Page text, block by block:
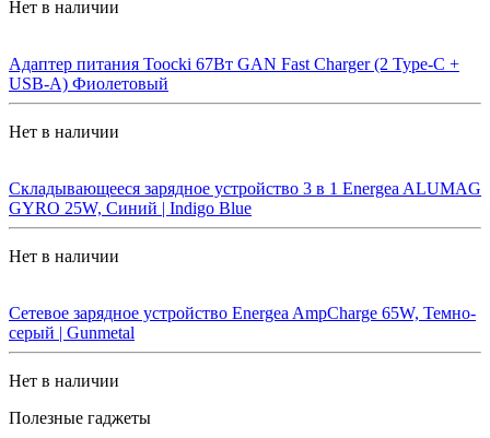
Нет в наличии
Адаптер питания Toocki 67Вт GAN Fast Charger (2 Type-C +
USB-A) Фиолетовый
Нет в наличии
Складывающееся зарядное устройство 3 в 1 Energea ALUMAG
GYRO 25W, Синий | Indigo Blue
Нет в наличии
Сетевое зарядное устройство Energea AmpCharge 65W, Темно-
серый | Gunmetal
Нет в наличии
Полезные гаджеты